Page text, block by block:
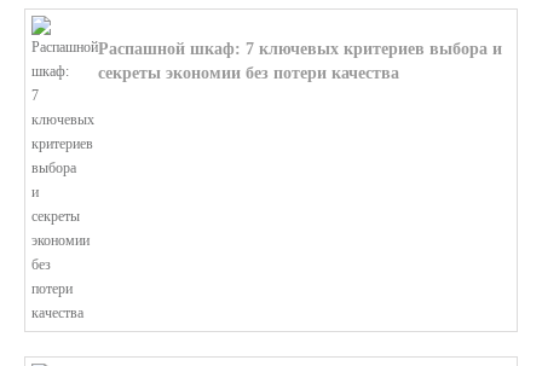
Распашной шкаф: 7 ключевых критериев выбора и
секреты экономии без потери качества